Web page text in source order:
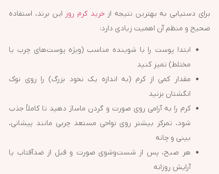
برای دستیابی به بهترین نتیجه ازخرید کرم روز این برند، استفاده
صحیح و منظم آن اهمیت زیادی دارد:
ابتدا پوست را با شوینده مناسب (ویژه پوست‌های چرب یا
مختلط) تمیز کنید
مقدار کمی از کرم (به اندازه یک نخود بزرگ) را روی نوک
انگشتان بزنید
کرم را به آرامی روی صورت و گردن ماساژ دهید تا کاملاً جذب
شود، تمرکز بیشتر روی نواحی مستعد چربی مانند پیشانی،
بینی و چانه
هر صبح، پس از شست‌وشوی صورت و قبل از ضدآفتاب یا
آرایش روزانه